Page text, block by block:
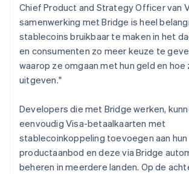
Chief Product and Strategy Officer van
samenwerking met Bridge is heel
stablecoins bruikbaar te maken in het
en consumenten zo meer keuze te
waarop ze omgaan met hun geld en hoe
uitgeven."
Developers die met Bridge werken,
eenvoudig Visa-betaalkaarten met
stablecoinkoppeling toevoegen aan hun
productaanbod en deze via Bridge
beheren in meerdere landen. Op de
Litouwen
English
Luxemburg
FrançaisDeutschEnglish
English 简体中文
Malta
Mexico
Español English
Nederland
Nederlands English
Nieuw-Zeeland
English